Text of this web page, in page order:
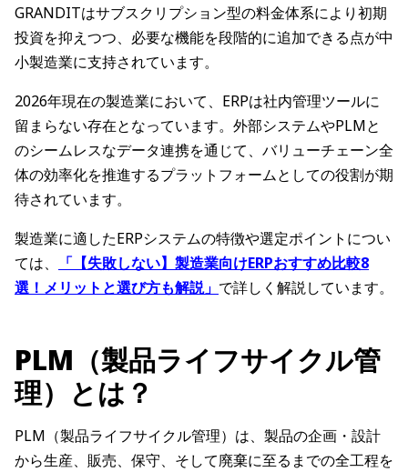
GRANDITはサブスクリプション型の料金体系により初期
投資を抑えつつ、必要な機能を段階的に追加できる点が中
小製造業に支持されています。
2026年現在の製造業において、ERPは社内管理ツールに
留まらない存在となっています。外部システムやPLMと
のシームレスなデータ連携を通じて、バリューチェーン全
体の効率化を推進するプラットフォームとしての役割が期
待されています。
製造業に適したERPシステムの特徴や選定ポイントについ
ては、
「【失敗しない】製造業向けERPおすすめ比較8
選！メリットと選び方も解説」 で詳しく解説しています。
PLM（製品ライフサイクル管
理）とは？
PLM（製品ライフサイクル管理）は、製品の企画・設計
から生産、販売、保守、そして廃棄に至るまでの全工程を